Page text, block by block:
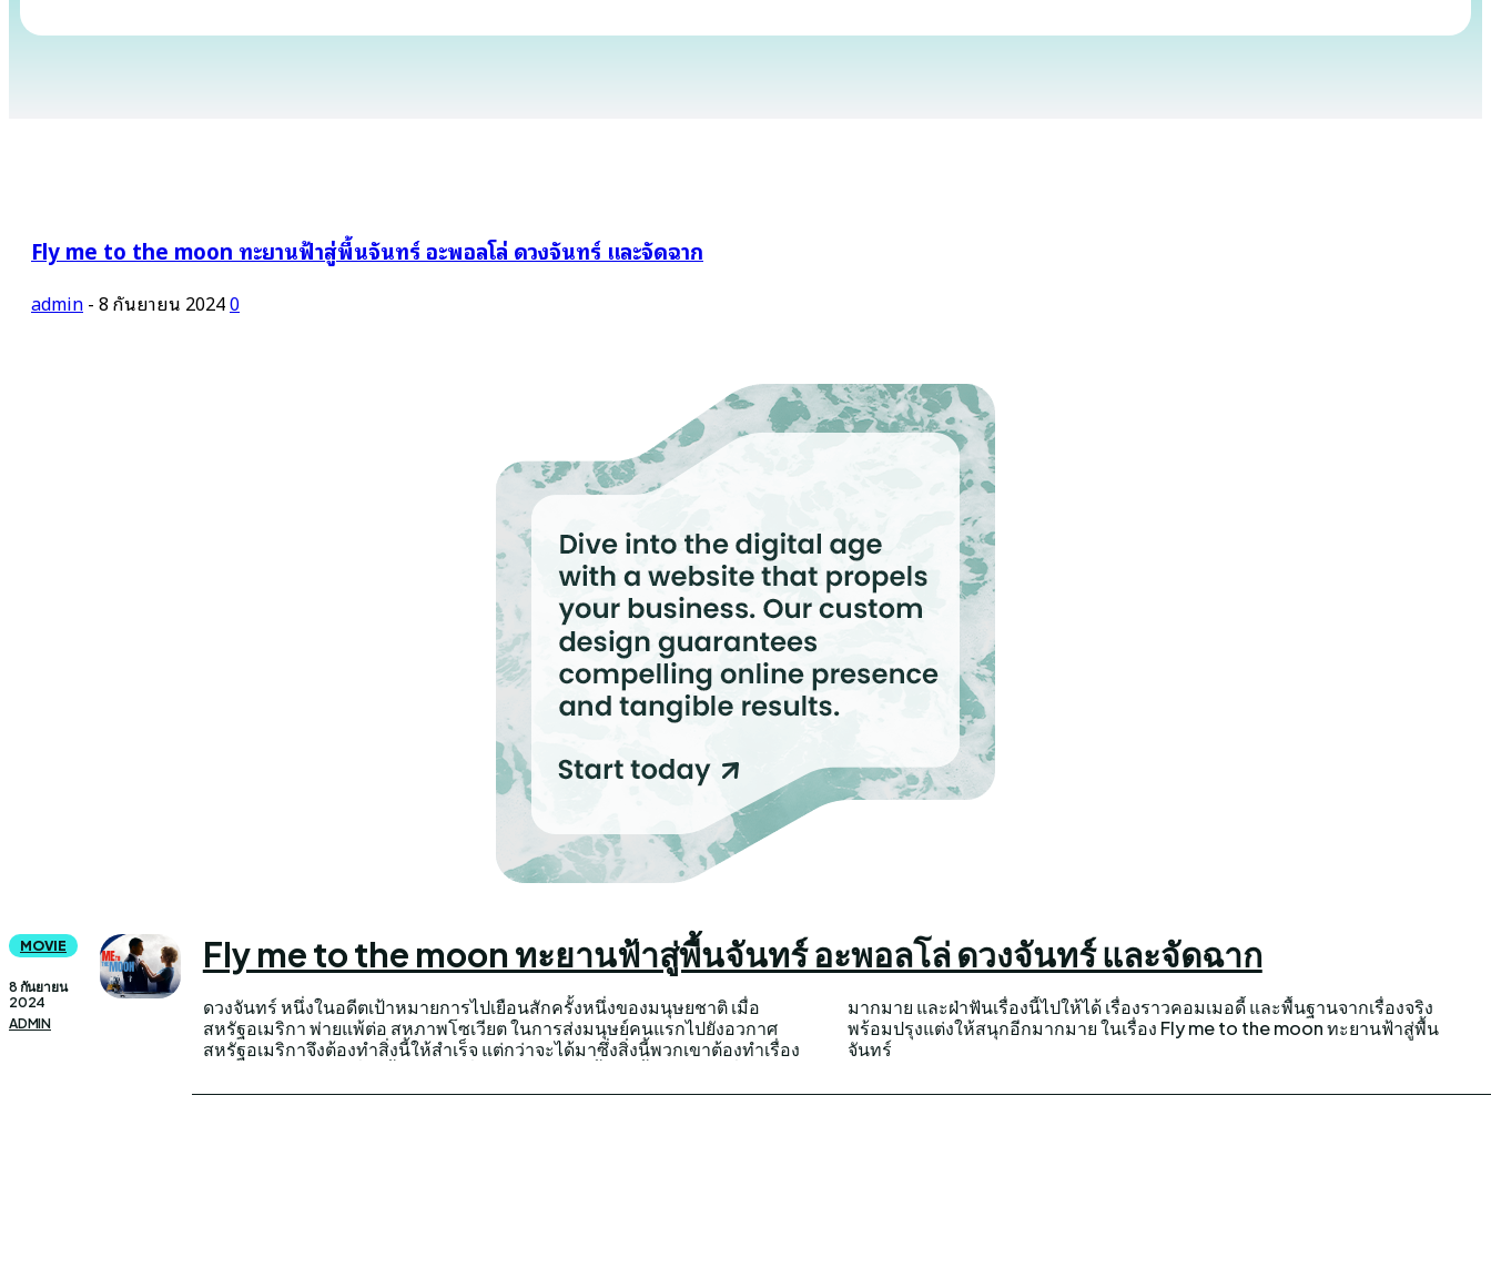
Fly me to the moon ทะยานฟ้าสู่พื้นจันทร์ อะพอลโล่ ดวงจันทร์ และจัดฉาก
admin-8 กันยายน 20240
MOVIE
8 กันยายน
2024
ADMIN
Fly me to the moon ทะยานฟ้าสู่พื้นจันทร์ อะพอลโล่ ดวงจันทร์ และจัดฉาก
ดวงจันทร์ หนึ่งในอดีตเป้าหมายการไปเยือนสักครั้งหนึ่งของมนุษยชาติ เมื่อ
สหรัฐอเมริกา พ่ายแพ้ต่อ สหภาพโซเวียต ในการส่งมนุษย์คนแรกไปยังอวกาศ
สหรัฐอเมริกาจึงต้องทำสิ่งนี้ให้สำเร็จ แต่กว่าจะได้มาซึ่งสิ่งนี้พวกเขาต้องทำเรื่อง
มากมาย และฝ่าฟันเรื่องนี้ไปให้ได้ เรื่องราวคอมเมอดี้ และพื้นฐานจากเรื่องจริง
พร้อมปรุงแต่งให้สนุกอีกมากมาย ในเรื่อง Fly me to the moon ทะยานฟ้าสู่พื้น
จันทร์